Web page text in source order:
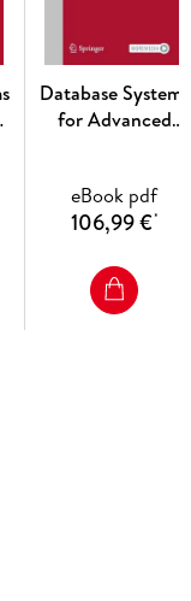
Database Systems
for Advanced
eBook pdf
106,99 €*